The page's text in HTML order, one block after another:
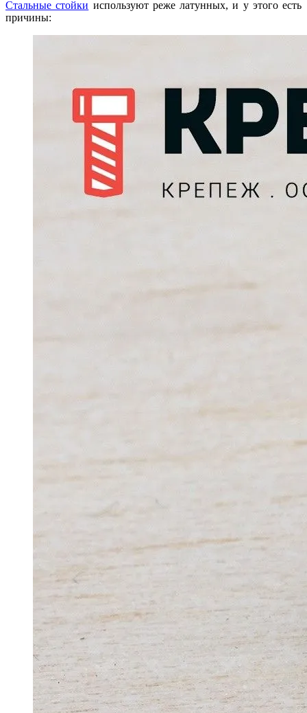
Стальные стойки используют реже латунных, и у этого есть
причины: